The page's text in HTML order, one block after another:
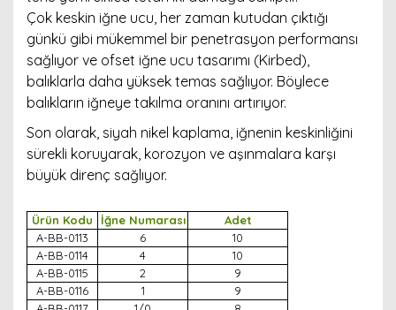
Çok keskin iğne ucu, her zaman kutudan çıktığı
günkü gibi mükemmel bir penetrasyon performansı
sağlıyor ve ofset iğne ucu tasarımı (Kirbed),
balıklarla daha yüksek temas sağlıyor. Böylece
balıkların iğneye takılma oranını artırıyor.
Son olarak, siyah nikel kaplama, iğnenin keskinliğini
sürekli koruyarak, korozyon ve aşınmalara karşı
büyük direnç sağlıyor.
Ürün Kodu İğne Numarası
Adet
A-BB-0113
6
10
A-BB-0114
4
10
A-BB-0115
2
9
A-BB-0116
1
9